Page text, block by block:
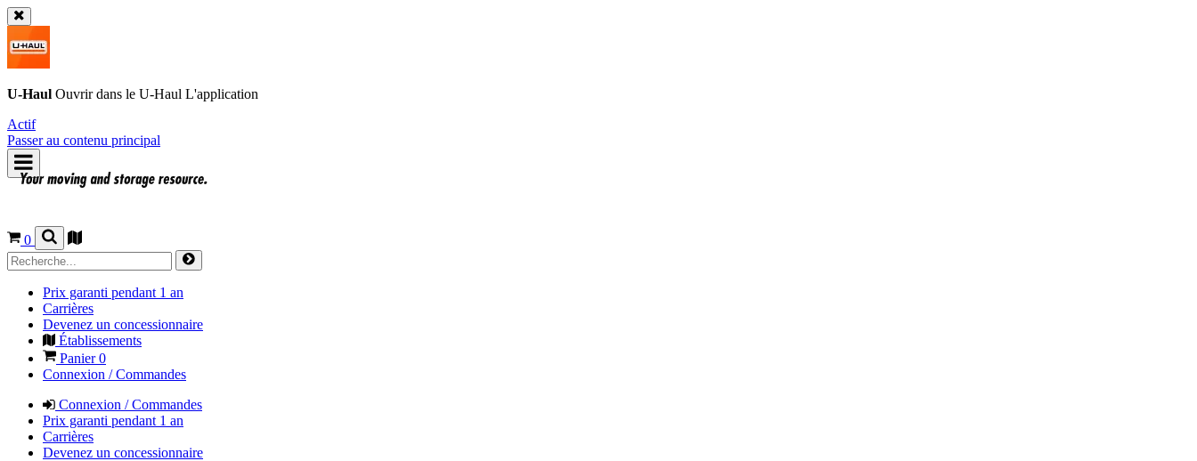
U-Haul Ouvrir dans le U-Haul L'application
Actif
Passer au contenu principal
0
Prix garanti pendant 1 an
Carrières
Devenez un concessionnaire
Établissements
Panier0
Connexion / Commandes
Connexion / Commandes
Prix garanti pendant 1 an
Carrières
Devenez un concessionnaire